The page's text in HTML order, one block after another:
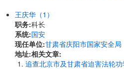
王庆华（1）
职务:科长
系统:国安
现任单位:甘肃省庆阳市国家安全局
地址:相关文章:
追查北京市及甘肃省迫害法轮